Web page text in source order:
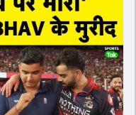
करने वाली टीमों की सफलता